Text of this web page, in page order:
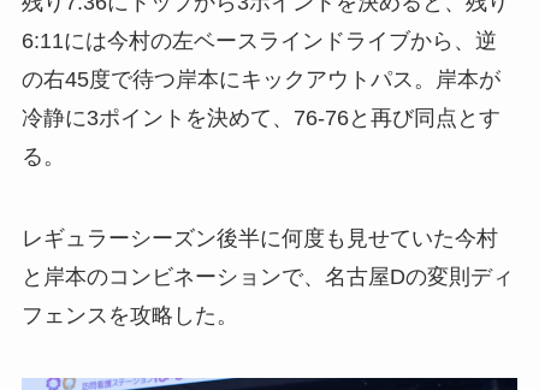
6:11には今村の左ベースラインドライブから、逆
の右45度で待つ岸本にキックアウトパス。岸本が
冷静に3ポイントを決めて、76-76と再び同点とす
る。
レギュラーシーズン後半に何度も見せていた今村
と岸本のコンビネーションで、名古屋Dの変則ディ
フェンスを攻略した。